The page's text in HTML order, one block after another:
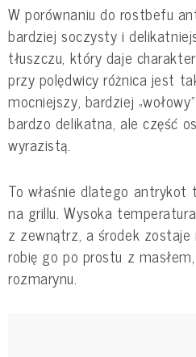
W porównaniu do rostbefu
bardziej soczysty i
tłuszczu, który daje
przy polędwicy różnica jest
mocniejszy, bardziej
bardzo delikatna, ale część
wyrazistą.
To właśnie dlatego antrykot
na grillu. Wysoka
z zewnątrz, a środek
robię go po prostu z
rozmarynu.